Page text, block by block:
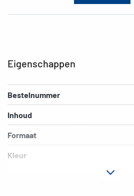
Eigenschappen
Bestelnummer
Inhoud
Formaat
Kleur